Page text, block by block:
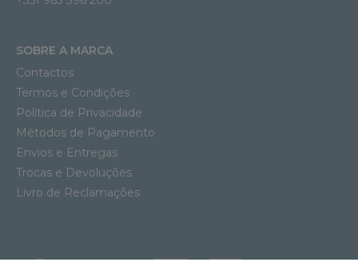
SOBRE A MARCA
Contactos
Termos e Condições
Política de Privacidade
Métodos de Pagamento
Envios e Entregas
Trocas e Devoluções
Livro de Reclamações